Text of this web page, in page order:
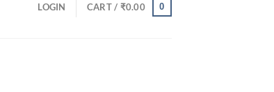
LOGIN CART / ₹0.00 0